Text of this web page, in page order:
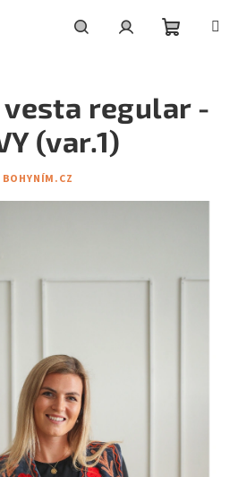
košík
vesta regular -
(var.1)
BOHYNÍM.CZ